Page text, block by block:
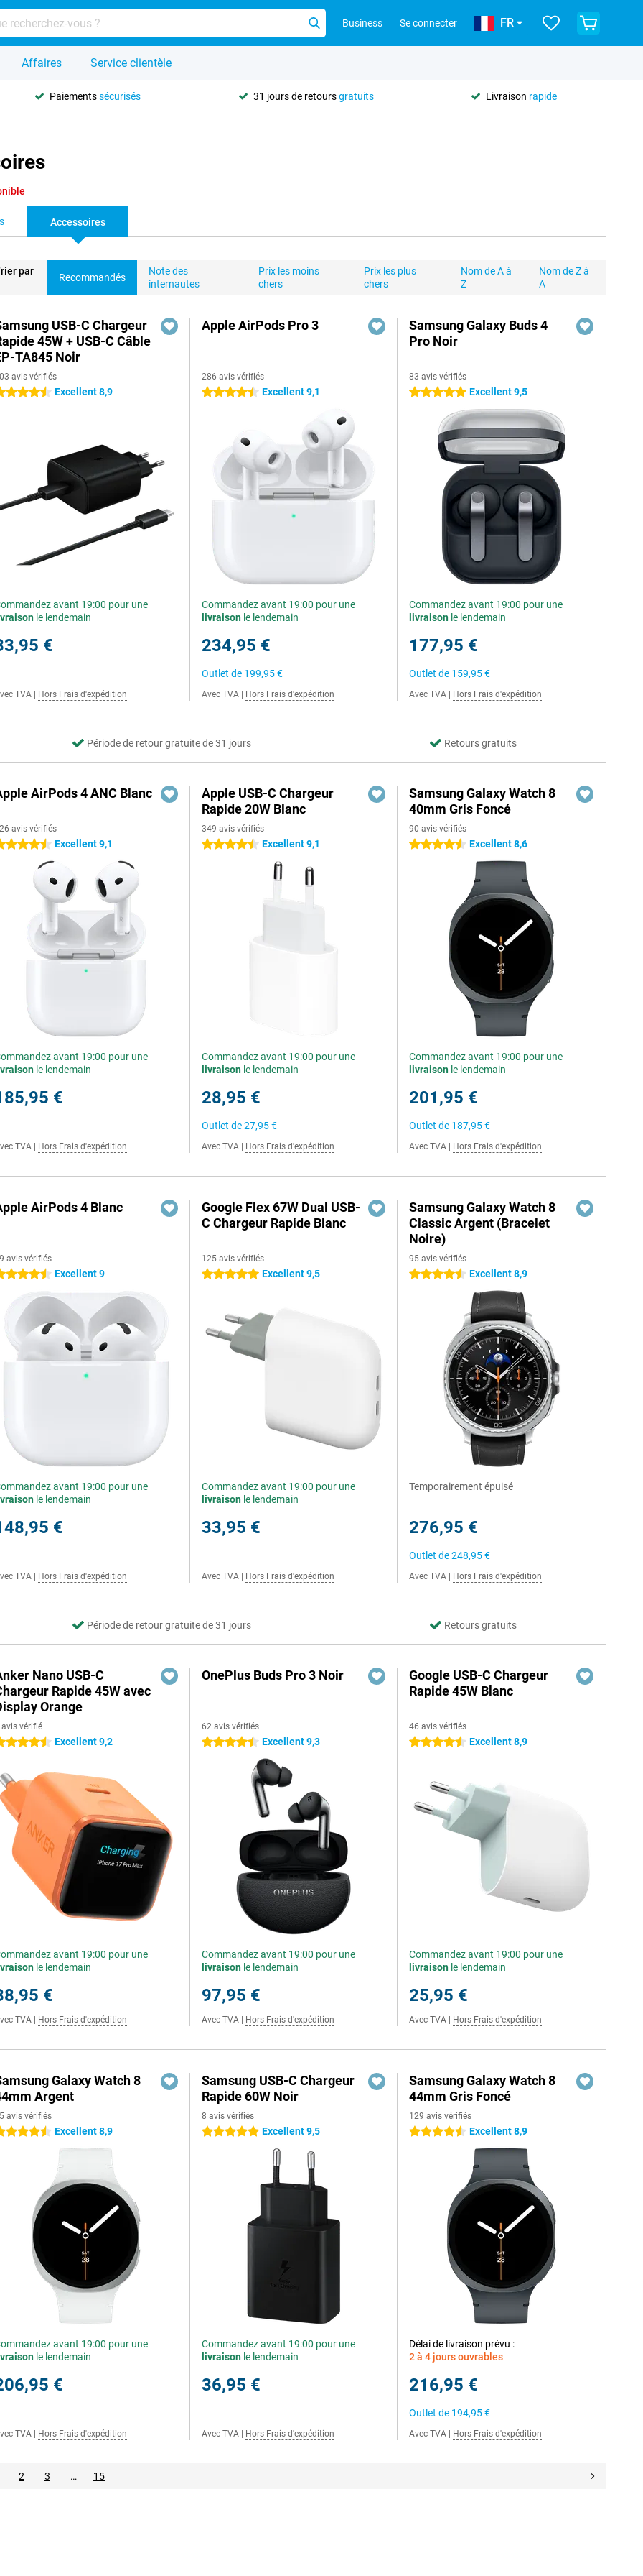
Business Se connecter FR
Affaires Service clientèle
Paiementssécurisés 31 jours de retoursgratuits Livraison rapide
Accessoires
par
Recommandés
Note des
internautes
Prix les moins
chers
Prix les plus
chers
Nom de A à
Z
Nom de Z à
A
USB-C Chargeur
45W + USB-C Câble
TA845 Noir
avis vérifiés
étoiles Excellent 8,9
avant 19:00 pour une
le lendemain
€
TVA Hors Frais d'expédition
Apple AirPods Pro 3
286 avis vérifiés
4.5 étoiles Excellent 9,1
Commandez avant 19:00 pour une
livraison le lendemain
234,95 €
Outlet de 199,95 €
Avec TVA Hors Frais d'expédition
Samsung Galaxy Buds 4
Pro Noir
83 avis vérifiés
5 étoiles Excellent 9,5
Commandez avant 19:00 pour une
livraison le lendemain
177,95 €
Outlet de 159,95 €
Avec TVA Hors Frais d'expédition
Période de retour gratuite de 31 jours Retours gratuits
AirPods 4 ANC Blanc
avis vérifiés
étoiles Excellent 9,1
avant 19:00 pour une
le lendemain
€
TVA Hors Frais d'expédition
Apple USB-C Chargeur
Rapide 20W Blanc
349 avis vérifiés
4.5 étoiles Excellent 9,1
Commandez avant 19:00 pour une
livraison le lendemain
28,95 €
Outlet de27,95 €
Avec TVA Hors Frais d'expédition
Samsung Galaxy Watch 8
40mm Gris Foncé
90 avis vérifiés
4.5 étoiles Excellent 8,6
Commandez avant 19:00 pour une
livraison le lendemain
201,95 €
Outlet de 187,95 €
Avec TVA Hors Frais d'expédition
AirPods 4 Blanc
avis vérifiés
étoiles Excellent 9
avant 19:00 pour une
le lendemain
€
TVA Hors Frais d'expédition
Google Flex 67W Dual USB-
C Chargeur Rapide Blanc
125 avis vérifiés
5 étoiles Excellent 9,5
Commandez avant 19:00 pour une
livraison le lendemain
33,95 €
Avec TVA Hors Frais d'expédition
Samsung Galaxy Watch 8
Classic Argent (Bracelet
Noire)
95 avis vérifiés
4.5 étoiles Excellent 8,9
Temporairement épuisé
276,95 €
Outlet de248,95 €
Avec TVA Hors Frais d'expédition
Période de retour gratuite de 31 jours Retours gratuits
Nano USB-C
Rapide 45W avec
Orange
avis vérifié
étoiles Excellent 9,2
avant 19:00 pour une
le lendemain
€
TVA Hors Frais d'expédition
OnePlus Buds Pro 3 Noir
62 avis vérifiés
4.5 étoiles Excellent 9,3
Commandez avant 19:00 pour une
livraison le lendemain
97,95 €
Avec TVA Hors Frais d'expédition
Google USB-C Chargeur
Rapide 45W Blanc
46 avis vérifiés
4.5 étoiles Excellent 8,9
Commandez avant 19:00 pour une
livraison le lendemain
25,95 €
Avec TVA Hors Frais d'expédition
Galaxy Watch 8
Argent
avis vérifiés
étoiles Excellent 8,9
avant 19:00 pour une
le lendemain
€
TVA Hors Frais d'expédition
Samsung USB-C Chargeur
Rapide 60W Noir
8 avis vérifiés
5 étoiles Excellent 9,5
Commandez avant 19:00 pour une
livraison le lendemain
36,95 €
Avec TVA Hors Frais d'expédition
Samsung Galaxy Watch 8
44mm Gris Foncé
129 avis vérifiés
4.5 étoiles Excellent 8,9
Délai de livraison prévu :
2 à 4 jours ouvrables
216,95 €
Outlet de 194,95 €
Avec TVA Hors Frais d'expédition
2 3 … 15